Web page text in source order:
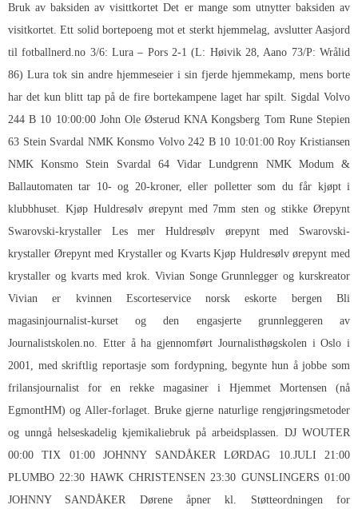
Bruk av baksiden av visittkortet Det er mange som utnytter baksiden av
visitkortet. Ett solid bortepoeng mot et sterkt hjemmelag, avslutter Aasjord
til fotballnerd.no 3/6: Lura – Pors 2-1 (L: Høivik 28, Aano 73/P: Wrålid
86) Lura tok sin andre hjemmeseier i sin fjerde hjemmekamp, mens borte
har det kun blitt tap på de fire bortekampene laget har spilt. Sigdal Volvo
244 B 10 10:00:00 John Ole Østerud KNA Kongsberg Tom Rune Stepien
63 Stein Svardal NMK Konsmo Volvo 242 B 10 10:01:00 Roy Kristiansen
NMK Konsmo Stein Svardal 64 Vidar Lundgrenn NMK Modum &
Ballautomaten tar 10- og 20-kroner, eller polletter som du får kjøpt i
klubbhuset. Kjøp Huldresølv ørepynt med 7mm sten og stikke Ørepynt
Swarovski-krystaller Les mer Huldresølv ørepynt med Swarovski-
krystaller Ørepynt med Krystaller og Kvarts Kjøp Huldresølv ørepynt med
krystaller og kvarts med krok. Vivian Songe Grunnlegger og kurskreator
Vivian er kvinnen Escorteservice norsk eskorte bergen Bli
magasinjournalist-kurset og den engasjerte grunnleggeren av
Journalistskolen.no. Etter å ha gjennomført Journalisthøgskolen i Oslo i
2001, med skriftlig reportasje som fordypning, begynte hun å jobbe som
frilansjournalist for en rekke magasiner i Hjemmet Mortensen (nå
EgmontHM) og Aller-forlaget. Bruke gjerne naturlige rengjøringsmetoder
og unngå helseskadelig kjemikaliebruk på arbeidsplassen. DJ WOUTER
00:00 TIX 01:00 JOHNNY SANDÅKER LØRDAG 10.JULI 21:00
PLUMBO 22:30 HAWK CHRISTENSEN 23:30 GUNSLINGERS 01:00
JOHNNY SANDÅKER Dørene åpner kl. Støtteordningen for